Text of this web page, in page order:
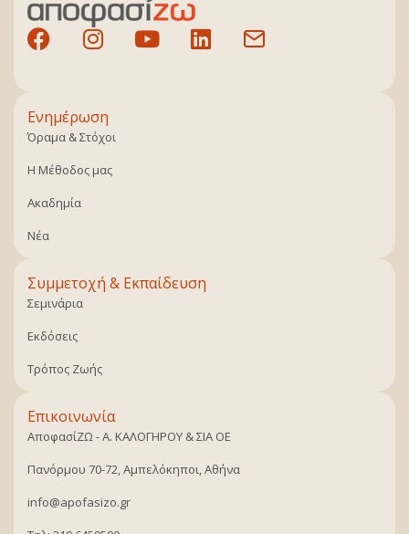
Ενημέρωση
Όραμα & Στόχοι
Η Μέθοδος μας
Ακαδημία
Νέα
Συμμετοχή & Εκπαίδευση
Σεμινάρια
Εκδόσεις
Τρόπος Ζωής
Επικοινωνία
ΑποφασίΖΩ - Α. ΚΑΛΟΓΗΡΟΥ & ΣΙΑ ΟΕ
Πανόρμου 70-72, Αμπελόκηποι, Αθήνα
info@apofasizo.gr